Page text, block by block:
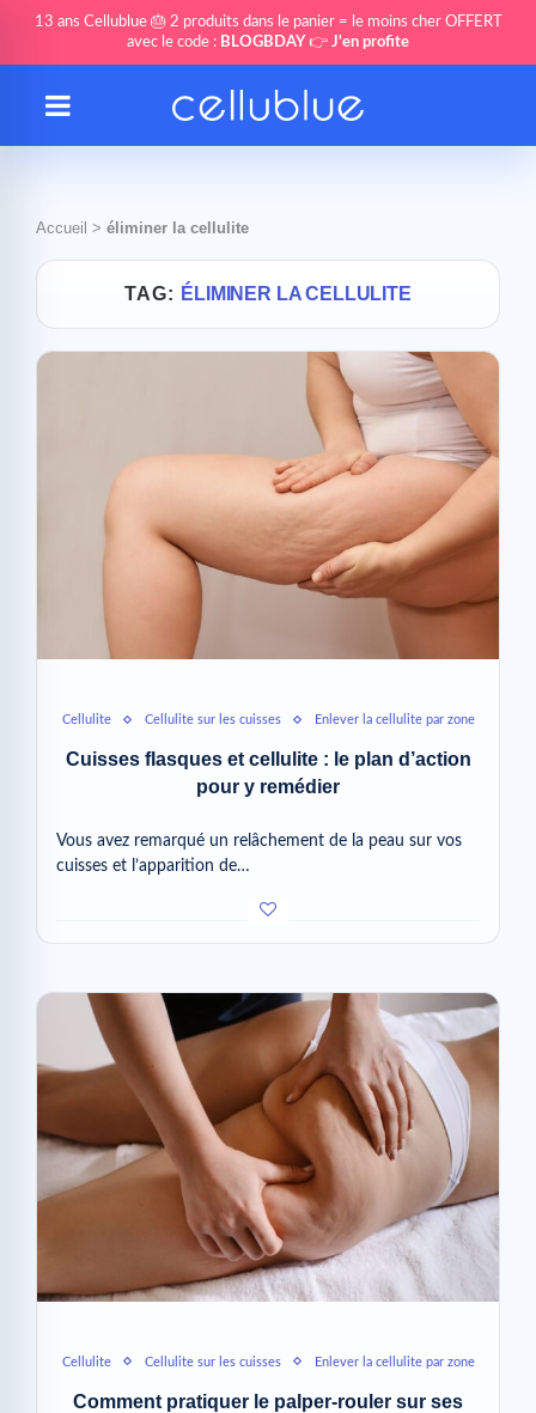
13 ans Cellublue 🎂 2 produits dans le panier = le moins cher OFFERT
avec le code : BLOGBDAY 👉 J'en profite
Accueil > éliminer la cellulite
TAG: ÉLIMINER LA CELLULITE
Cellulite Cellulite sur les cuisses Enlever la cellulite par zone
Cuisses flasques et cellulite : le plan d’action
pour y remédier
Vous avez remarqué un relâchement de la peau sur vos
cuisses et l’apparition de…
Cellulite Cellulite sur les cuisses Enlever la cellulite par zone
Comment pratiquer le palper-rouler sur ses